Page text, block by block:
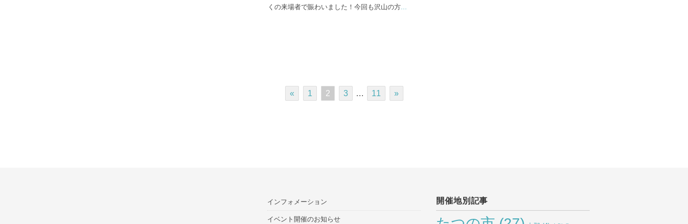
くの来場者で賑わいました！今回も沢山の方...
« 1 2 3 … 11 »
インフォメーション
イベント開催のお知らせ
開催地別記事